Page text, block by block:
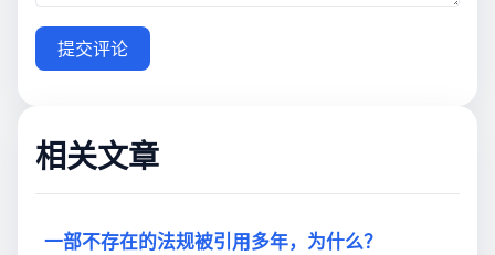
提交评论
相关文章
一部不存在的法规被引用多年，为什么？